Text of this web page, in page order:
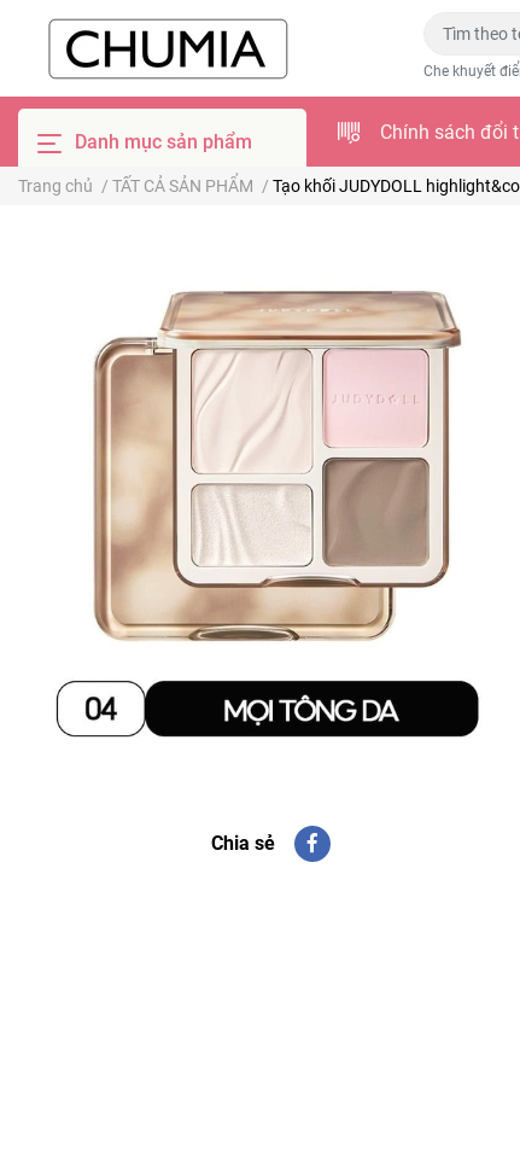
Che khuyết
Danh mục sản phẩm Chính sách đổi
Trang chủ / TẤT CẢ SẢN PHẨM / Tạo khối JUDYDOLL
Chia sẻ